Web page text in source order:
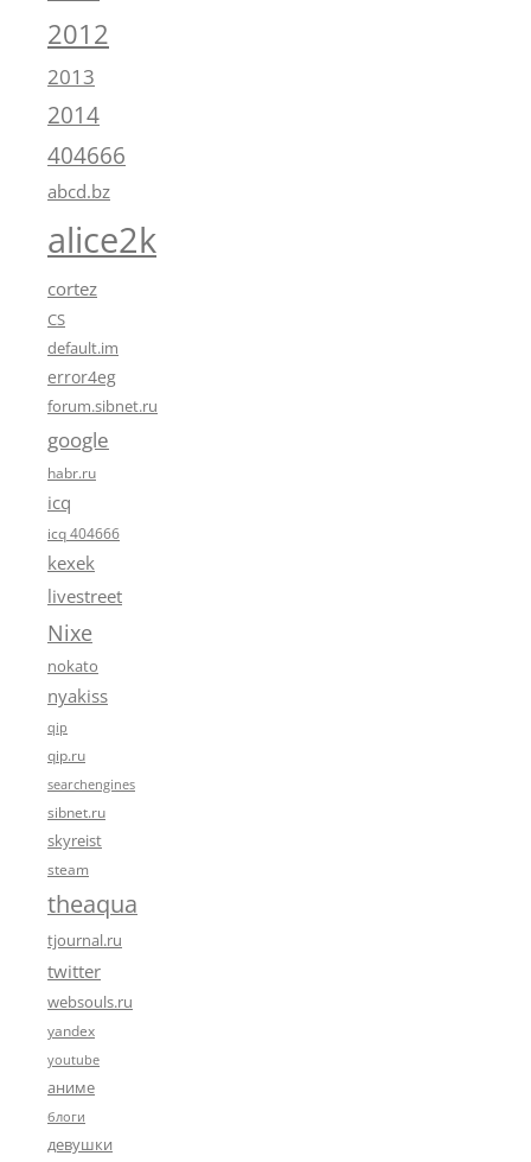
2012
2013
2014
404666
abcd.bz
alice2k
cortez
CS
default.im
error4eg
forum.sibnet.ru
google
habr.ru
icq
icq 404666
kexek
livestreet
Nixe
nokato
nyakiss
qip
qip.ru
searchengines
sibnet.ru
skyreist
steam
theaqua
tjournal.ru
twitter
websouls.ru
yandex
youtube
аниме
блоги
девушки